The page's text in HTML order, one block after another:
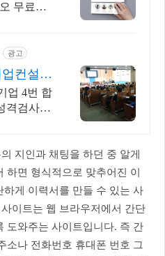
무료제
광고
컨설팅
업 4번 합
격검사
지인과 채팅을 하던 중 알게
하면 형식적으로 맞추어진 이
게 이력서를 만들 수 있는 사
이트는 웹 브라우저에서 간단
도와주는 사이트입니다. 즉 간
소나 전화번호 휴대폰 번호 그